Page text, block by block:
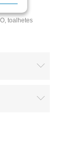
toalhetes